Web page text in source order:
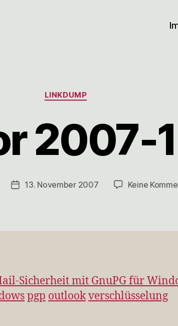
Kategorien
LINKDUMP
2007-
Veröffentlichungsdatum
13. November 2007 Keine
Sicherheit mit GnuPG für
pgp outlookverschlüsselung